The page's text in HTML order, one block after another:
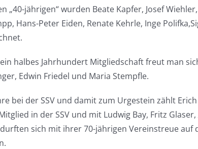
„40-jährigen“ wurden Beate Kapfer, Josef
Hans-Peter Eiden, Renate Kehrle, Inge
halbes Jahrhundert Mitgliedschaft freut man
Edwin Friedel und Maria Stempfle.
bei der SSV und damit zum Urgestein zählt
in der SSV und mit Ludwig Bay, Fritz
sich mit ihrer 70-jährigen Vereinstreue auf